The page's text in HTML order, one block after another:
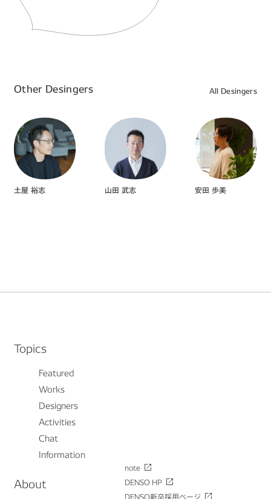
Other Desingers All Desingers
土屋 裕志 山田 武志 安田 歩美
Topics
Featured
Works
Designers
Activities
Chat
Information
About
note
DENSO HP
DENSO新卒採用ページ